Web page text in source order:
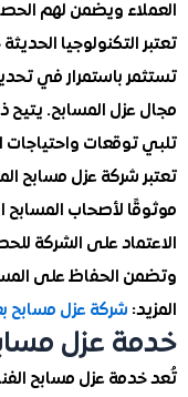
ويضمن لهم الحصول على
الحديثة جزءًا
باستمرار في تحديث
المسابح. يتيح ذلك
واحتياجات العملاء.
عزل مسابح المعتمدة
لأصحاب المسابح الذين
على الشركة للحصول
على المسابح في
شركة عزل مسابح بعنك
عزل مسابح
عزل مسابح الفنادق في